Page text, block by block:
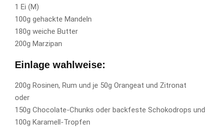
1 Ei (M)
100g gehackte Mandeln
180g weiche Butter
200g Marzipan
Einlage wahlweise:
200g Rosinen, Rum und je 50g Orangeat und Zitronat
oder
150g Chocolate-Chunks oder backfeste Schokodrops und
100g Karamell-Tropfen